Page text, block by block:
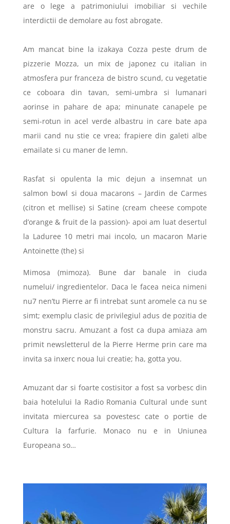
are o lege a patrimoniului imobiliar si vechile
interdictii de demolare au fost abrogate.
Am mancat bine la izakaya Cozza peste drum de
pizzerie Mozza, un mix de japonez cu italian in
atmosfera pur franceza de bistro scund, cu vegetatie
ce coboara din tavan, semi-umbra si lumanari
aorinse in pahare de apa; minunate canapele pe
semi-rotun in acel verde albastru in care bate apa
marii cand nu stie ce vrea; frapiere din galeti albe
emailate si cu maner de lemn.
Rasfat si opulenta la mic dejun a insemnat un
salmon bowl si doua macarons – Jardin de Carmes
(citron et mellise) si Satine (cream cheese compote
d’orange & fruit de la passion)- apoi am luat desertul
la Laduree 10 metri mai incolo, un macaron Marie
Antoinette (the) si
Mimosa (mimoza). Bune dar banale in ciuda
numelui/ ingredientelor. Daca le facea neica nimeni
nu7 nen’tu Pierre ar fi intrebat sunt aromele ca nu se
simt; exemplu clasic de privilegiul adus de pozitia de
monstru sacru. Amuzant a fost ca dupa amiaza am
primit newsletterul de la Pierre Herme prin care ma
invita sa inxerc noua lui creatie; ha, gotta you.
Amuzant dar si foarte costisitor a fost sa vorbesc din
baia hotelului la Radio Romania Cultural unde sunt
invitata miercurea sa povestesc cate o portie de
Cultura la farfurie. Monaco nu e in Uniunea
Europeana so…